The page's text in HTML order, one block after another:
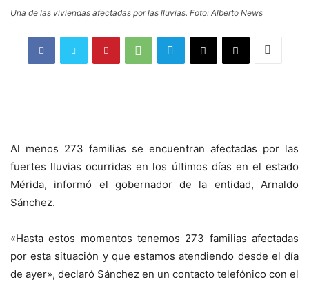
Una de las viviendas afectadas por las lluvias. Foto: Alberto News
Al menos 273 familias se encuentran afectadas por las
fuertes lluvias ocurridas en los últimos días en el estado
Mérida, informó el gobernador de la entidad, Arnaldo
Sánchez.
«Hasta estos momentos tenemos 273 familias afectadas
por esta situación y que estamos atendiendo desde el día
de ayer», declaró Sánchez en un contacto telefónico con el